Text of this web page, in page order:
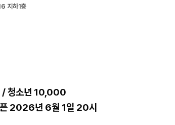
지하1층
청소년 10,000
픈 2026년 6월 1일 20시